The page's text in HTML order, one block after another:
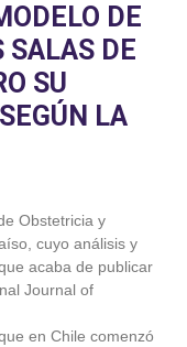
DE
SALAS DE
SU
LA
Obstetricia y
cuyo análisis y
acaba de publicar
Journal of
en Chile comenzó